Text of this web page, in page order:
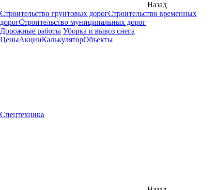
Назад
Строительство грунтовых дорогСтроительство временных
дорогСтроительство муниципальных дорог
Дорожные работы Уборка и вывоз снега
ЦеныАкцииКалькуляторОбъекты
Спецтехника